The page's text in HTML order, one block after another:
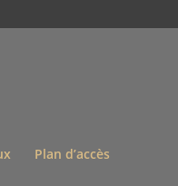
Plan d’accès